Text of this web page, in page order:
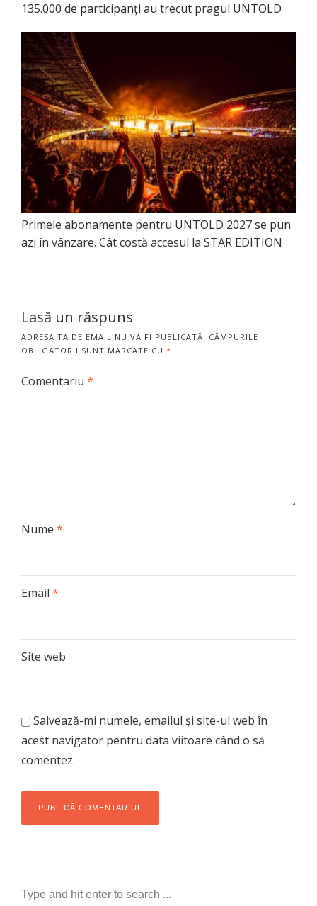
135.000 de participanți au trecut pragul UNTOLD
Primele abonamente pentru UNTOLD 2027 se pun
azi în vânzare. Cât costă accesul la STAR EDITION
Lasă un răspuns
ADRESA TA DE EMAIL NU VA FI PUBLICATĂ. CÂMPURILE
OBLIGATORII SUNT MARCATE CU *
Comentariu *
Nume *
Email *
Site web
Salvează-mi numele, emailul și site-ul web în
acest navigator pentru data viitoare când o să
comentez.